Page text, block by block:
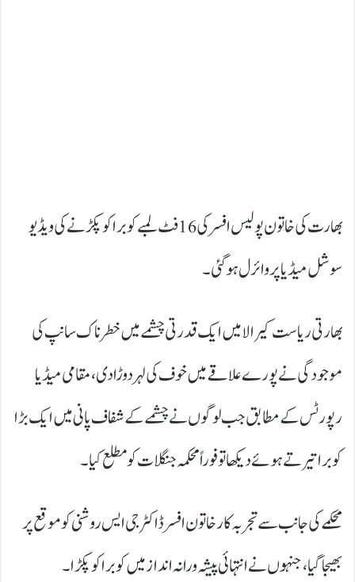
بھارت کی خاتون پولیس افسر کی 16 فٹ لمبے کوبرا کو پکڑنے کی ویڈیو
سوشل میڈیا پر وائرل ہوگئی۔
بھارتی ریاست کیرالا میں ایک قدرتی چشمے میں خطرناک سانپ کی
موجودگی نے پورے علاقے میں خوف کی لہر دوڑا دی، مقامی میڈیا
رپورٹس کے مطابق جب لوگوں نے چشمے کے شفاف پانی میں ایک بڑا
کوبرا تیرتے ہوئے دیکھا تو فوراً محکمہ جنگلات کو مطلع کیا۔
محکمے کی جانب سے تجربہ کار خاتون افسر ڈاکٹر جی ایس روشنی کو موقع پر
بھیجا گیا، جنہوں نے انتہائی پیشہ ورانہ انداز میں کوبرا کو پکڑا۔